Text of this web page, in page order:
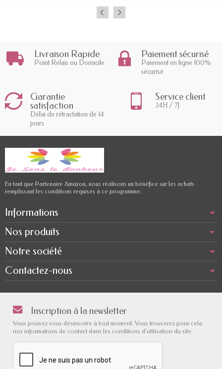
Livraison Rapide
Point Relais ou Domicile
Paiement sécurisé
Paiement en ligne 100%
sécurisé
Garantie
satisfaction
Délai de rétractation de 14
jours
Service client
24H / 7J
En tant que Partenaire Amazon, nous réalisons un bénéfice sur les achats
remplissant les conditions requises à ce programme.
Informations
Nos produits
Notre société
Contactez-nous
Inscription à la newsletter
Vous pouvez vous désinscrire à tout moment. Vous trouverez pour cela
nos informations de contact dans les conditions d'utilisation du site.